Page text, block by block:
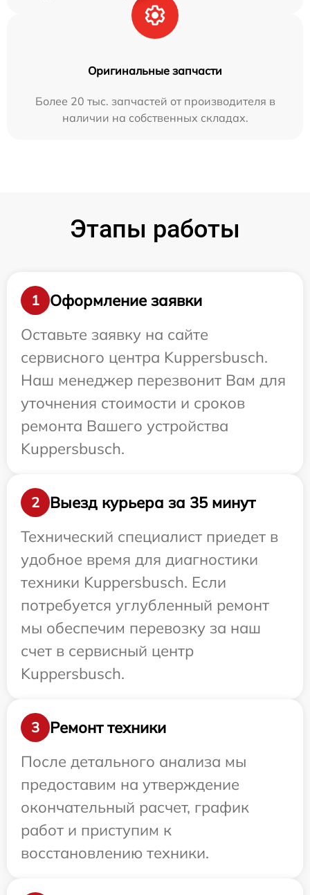
Оригинальные запчасти
Более 20 тыс. запчастей от производителя в
наличии на собственных складах.
Этапы работы
1
Оформление заявки
Оставьте заявку на сайте
сервисного центра Kuppersbusch.
Наш менеджер перезвонит Вам для
уточнения стоимости и сроков
ремонта Вашего устройства
Kuppersbusch.
2
Выезд курьера за 35 минут
Технический специалист приедет в
удобное время для диагностики
техники Kuppersbusch. Если
потребуется углубленный ремонт
мы обеспечим перевозку за наш
счет в сервисный центр
Kuppersbusch.
3
Ремонт техники
После детального анализа мы
предоставим на утверждение
окончательный расчет, график
работ и приступим к
восстановлению техники.